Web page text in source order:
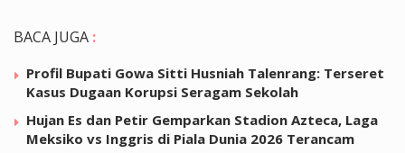
BACA JUGA :
Profil Bupati Gowa Sitti Husniah Talenrang: Terseret
Kasus Dugaan Korupsi Seragam Sekolah
Hujan Es dan Petir Gemparkan Stadion Azteca, Laga
Meksiko vs Inggris di Piala Dunia 2026 Terancam